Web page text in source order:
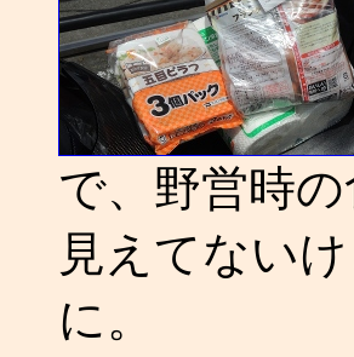
で、野営時
見えてない
に。